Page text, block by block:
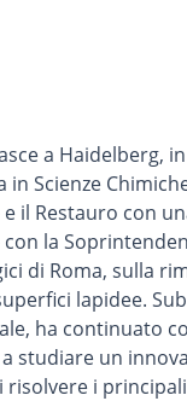
a Haidelberg,
in Scienze
il Restauro con
la
di Roma, sulla
lapidee.
ha continuato
studiare un
risolvere i